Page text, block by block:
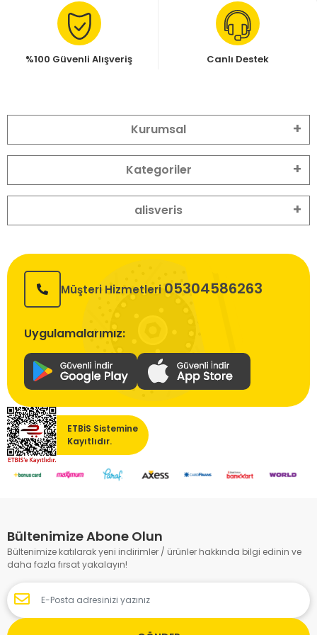
%100 Güvenli Alışveriş Canlı Destek
Kurumsal
Kategoriler
alisveris
Müşteri Hizmetleri 05304586263
Uygulamalarımız:
ETBİS Sistemine
Kayıtlıdır.
Bültenimize Abone Olun
Bültenimize katılarak yeni indirimler / ürünler hakkında bilgi edinin ve
daha fazla fırsat yakalayın!